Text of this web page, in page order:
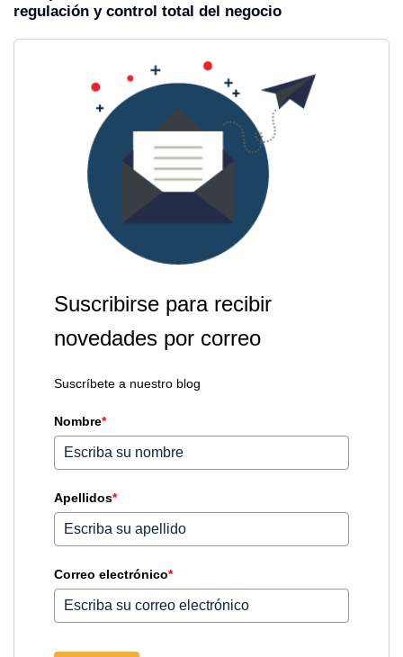
regulación y control total del negocio
Suscribirse para recibir
novedades por correo
Suscríbete a nuestro blog
Nombre*
Apellidos*
Correo electrónico*